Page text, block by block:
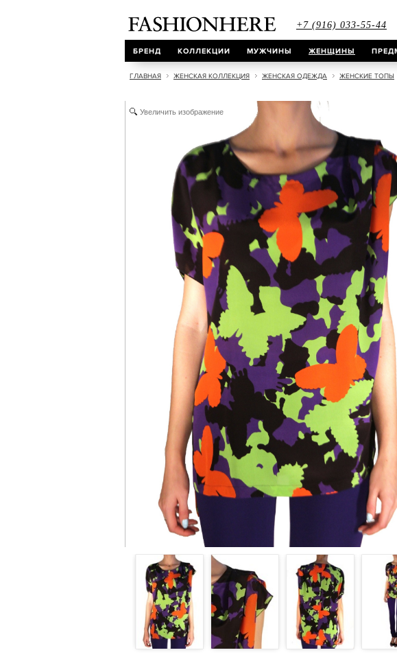
+7 (916) 033-55-44
БРЕНД КОЛЛЕКЦИИ МУЖЧИНЫ ЖЕНЩИНЫ
ГЛАВНАЯ ЖЕНСКАЯ КОЛЛЕКЦИЯ ЖЕНСКАЯ ОДЕЖДА ЖЕНСКИЕ ТОПЫ
Увеличить изображение